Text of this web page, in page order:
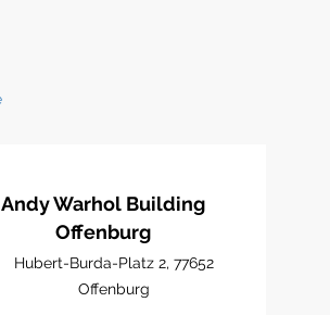
Andy Warhol Building
Offenburg
Hubert-Burda-Platz 2, 77652
Offenburg